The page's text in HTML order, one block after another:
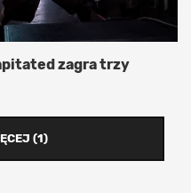
zagra trzy
(1)